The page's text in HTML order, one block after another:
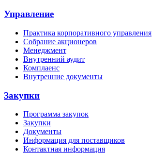
Управление
Практика корпоративного управления
Собрание акционеров
Менеджмент
Внутренний аудит
Комплаенс
Внутренние документы
Закупки
Программа закупок
Закупки
Документы
Информация для поставщиков
Контактная информация